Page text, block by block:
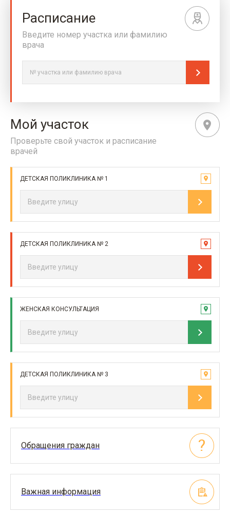
Расписание
Введите номер участка или фамилию
врача
Мой участок
Проверьте свой участок и расписание
врачей
ДЕТСКАЯ ПОЛИКЛИНИКА № 1
ДЕТСКАЯ ПОЛИКЛИНИКА № 2
ЖЕНСКАЯ КОНСУЛЬТАЦИЯ
ДЕТСКАЯ ПОЛИКЛИНИКА № 3
Обращения граждан
Важная информация